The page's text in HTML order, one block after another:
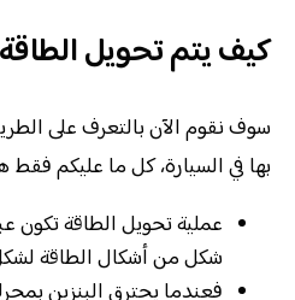
كيف يتم تحويل
سوف نقوم الآن بالتعرف على
بها في السيارة، كل ما عليكم فقط
عملية تحويل الطاقة تكون
شكل من أشكال الطاقة
فعندما يحترق البنزين